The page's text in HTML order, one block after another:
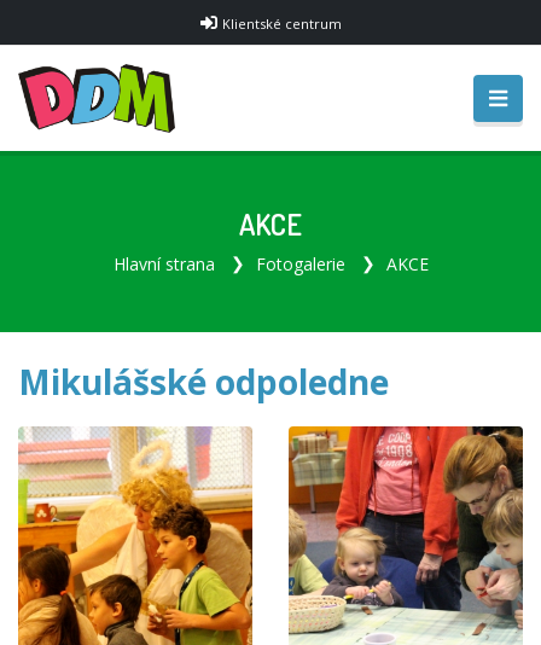
Klientské centrum
AKCE
Hlavní strana Fotogalerie AKCE
Mikulášské odpoledne